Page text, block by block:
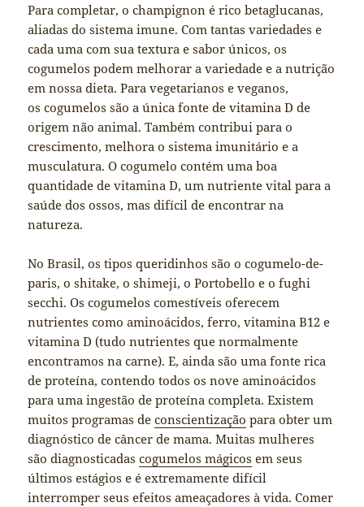
Para completar, o champignon é rico betaglucanas,
aliadas do sistema imune. Com tantas variedades e
cada uma com sua textura e sabor únicos, os
cogumelos podem melhorar a variedade e a nutrição
em nossa dieta. Para vegetarianos e veganos,
os cogumelos são a única fonte de vitamina D de
origem não animal. Também contribui para o
crescimento, melhora o sistema imunitário e a
musculatura. O cogumelo contém uma boa
quantidade de vitamina D, um nutriente vital para a
saúde dos ossos, mas difícil de encontrar na
natureza.
No Brasil, os tipos queridinhos são o cogumelo-de-
paris, o shitake, o shimeji, o Portobello e o fughi
secchi. Os cogumelos comestíveis oferecem
nutrientes como aminoácidos, ferro, vitamina B12 e
vitamina D (tudo nutrientes que normalmente
encontramos na carne). E, ainda são uma fonte rica
de proteína, contendo todos os nove aminoácidos
para uma ingestão de proteína completa. Existem
muitos programas deconscientização para obter um
diagnóstico de câncer de mama. Muitas mulheres
são diagnosticadascogumelos mágicos em seus
últimos estágios e é extremamente difícil
interromper seus efeitos ameaçadores à vida. Comer